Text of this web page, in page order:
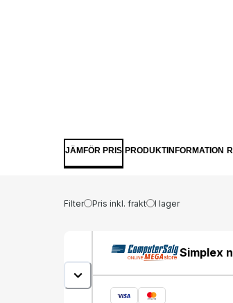
JÄMFÖR PRIS PRODUKTINFORMATION
Filter Pris inkl. frakt I lager
Simplex